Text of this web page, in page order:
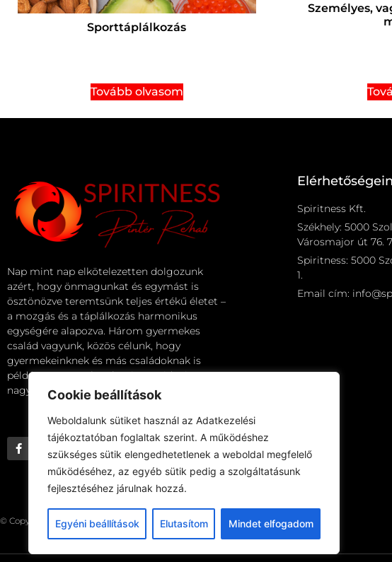
Cookie beállítások
Weboldalunk sütiket használ az Adatkezelési
tájékoztatóban foglaltak szerint. A működéshez
szükséges sütik elengedhetetlenek a weboldal megfelelő
működéséhez, az egyéb sütik pedig a szolgáltatásunk
fejlesztéséhez járulnak hozzá.
Egyéni beállítások Elutasítom Mindet elfogadom
Sporttáplálkozás
Tovább olvasom
Személyes,
Nap mint nap elkötelezetten dolgozunk
azért, hogy önmagunkat és egymást is
ösztönözve teremtsünk teljes értékű életet –
a mozgás és a táplálkozás harmonikus
egységére alapozva. Három gyermekes
család vagyunk, közös célunk, hogy
gyermekeinknek és más családoknak is
példát mutassunk, valamint majdani
nagyszülőként is aktív életet éljünk!
Spiritness Kft.
Székhely: 5000
Városmajor út 76.
Spiritness: 5000
1.
Email cím:
© Copyright Spiritness. All Right Reserved.